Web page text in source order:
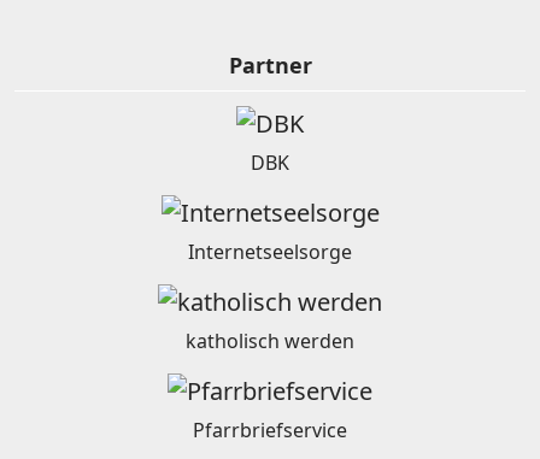
Partner
DBK
Internetseelsorge
katholisch werden
Pfarrbriefservice